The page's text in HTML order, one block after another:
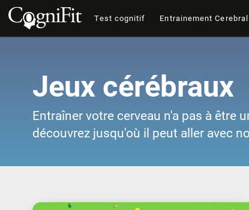
Test cognitif Entrainement Cerebral
Jeux cérébraux
Entraîner votre cerveau n'a pas à être
découvrez jusqu'où il peut aller avec